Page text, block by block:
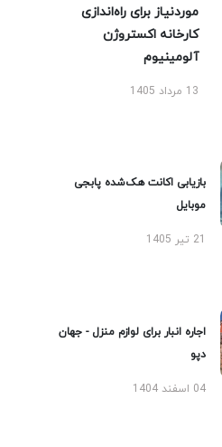
موردنیاز برای راه‌اندازی
کارخانه اکستروژن
آلومینیوم
13 مرداد 1405
بازیابی اکانت هک‌شده پابجی
موبایل
21 تیر 1405
اجاره انبار برای لوازم منزل - جهان
دپو
04 اسفند 1404